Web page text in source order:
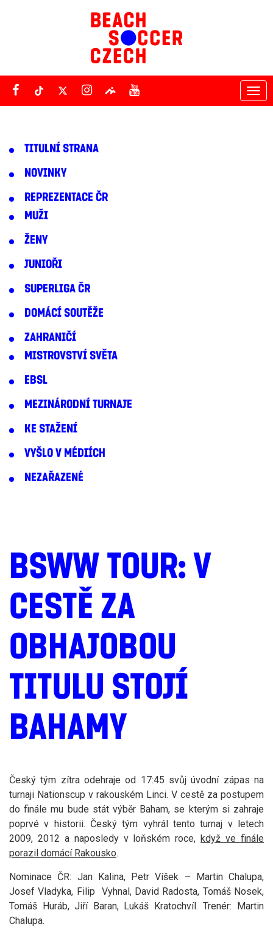
TITULNÍ STRANA
NOVINKY
REPREZENTACE ČR
MUŽI
ŽENY
JUNIOŘI
SUPERLIGA ČR
DOMÁCÍ SOUTĚŽE
ZAHRANIČÍ
MISTROVSTVÍ SVĚTA
EBSL
MEZINÁRODNÍ TURNAJE
KE STAŽENÍ
VYŠLO V MÉDIÍCH
NEZAŘAZENÉ
BSWW TOUR: V
CESTĚ ZA
OBHAJOBOU
TITULU STOJÍ
BAHAMY
Český tým zítra odehraje od 17:45 svůj úvodní zápas na
turnaji Nationscup v rakouském Linci. V cestě za postupem
do finále mu bude stát výběr Baham, se kterým si zahraje
poprvé v historii. Český tým vyhrál tento turnaj v letech
2009, 2012 a naposledy v loňském roce,když ve finále
porazil domácí Rakousko.
Nominace ČR: Jan Kalina, Petr Víšek – Martin Chalupa,
Josef Vladyka, Filip Vyhnal, David Radosta, Tomáš Nosek,
Tomáš Huráb, Jiří Baran, Lukáš Kratochvíl. Trenér: Martin
Chalupa.